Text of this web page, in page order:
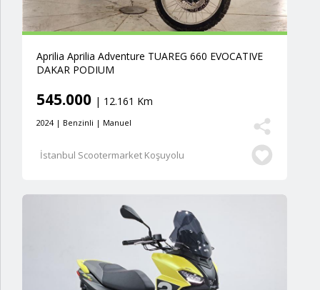
Aprilia Aprilia Adventure TUAREG 660 EVOCATIVE
DAKAR PODIUM
545.000 | 12.161 Km
2024 | Benzinli | Manuel
İstanbul Scootermarket Koşuyolu